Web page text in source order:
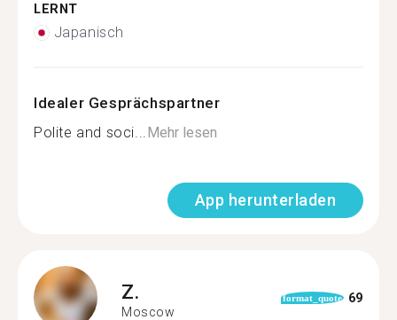
LERNT
Japanisch
Idealer Gesprächspartner
Polite and soci...Mehr lesen
App herunterladen
Z.
Moscow
format_quote 69